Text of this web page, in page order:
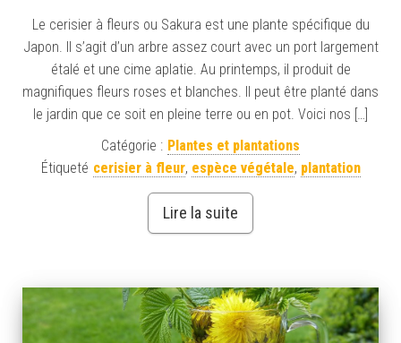
Le cerisier à fleurs ou Sakura est une plante spécifique du
Japon. Il s’agit d’un arbre assez court avec un port largement
étalé et une cime aplatie. Au printemps, il produit de
magnifiques fleurs roses et blanches. Il peut être planté dans
le jardin que ce soit en pleine terre ou en pot. Voici nos […]
Catégorie : Plantes et plantations
Étiqueté cerisier à fleur, espèce végétale, plantation
Lire la suite